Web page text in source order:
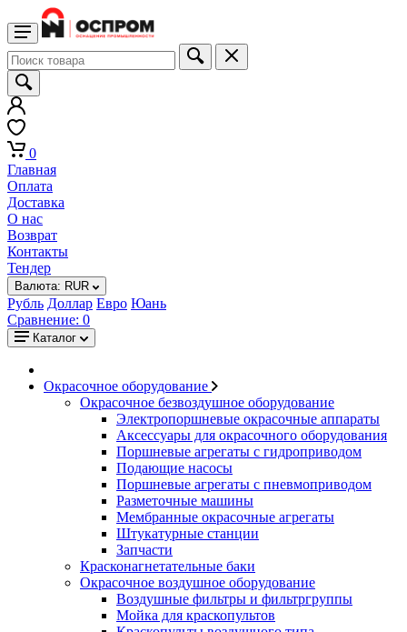
0
Главная
Оплата
Доставка
О нас
Возврат
Контакты
Тендер
Валюта: RUR
Рубль Доллар Евро Юань
Сравнение: 0
Каталог
Окрасочное оборудование
Окрасочное безвоздушное оборудование
Электропоршневые окрасочные аппараты
Аксессуары для окрасочного оборудования
Поршневые агрегаты с гидроприводом
Подающие насосы
Поршневые агрегаты с пневмоприводом
Разметочные машины
Мембранные окрасочные агрегаты
Штукатурные станции
Запчасти
Красконагнетательные баки
Окрасочное воздушное оборудование
Воздушные фильтры и фильтргруппы
Мойка для краскопультов